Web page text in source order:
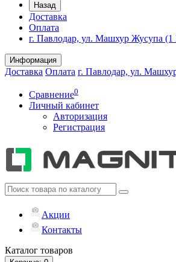
Назад
Доставка
Оплата
г. Павлодар, ул. Машхур Жусупа (1
Информация
Доставка Оплата г. Павлодар, ул.
Сравнение0
Личный кабинет
Авторизация
Регистрация
Акции
Контакты
Каталог товаров